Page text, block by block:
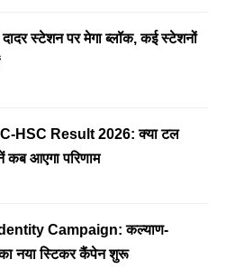
स्टेशन पर मेगा ब्लॉक, कई स्टेशनों
Result 2026: क्या टल
कब आएगा परिणाम
Campaign: कल्याण-
नया स्टिकर कैंपेन शुरू